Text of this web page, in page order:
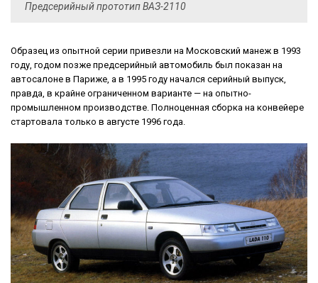
Предсерийный прототип ВАЗ-2110
Образец из опытной серии привезли на Московский манеж в 1993
году, годом позже предсерийный автомобиль был показан на
автосалоне в Париже, а в 1995 году начался серийный выпуск,
правда, в крайне ограниченном варианте — на опытно-
промышленном производстве. Полноценная сборка на конвейере
стартовала только в августе 1996 года.